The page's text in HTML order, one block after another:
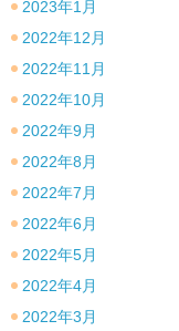
2023年1月
2022年12月
2022年11月
2022年10月
2022年9月
2022年8月
2022年7月
2022年6月
2022年5月
2022年4月
2022年3月